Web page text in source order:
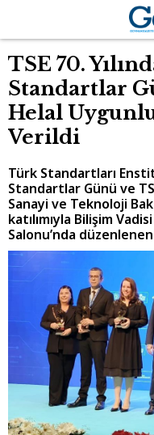
TSE 70.
Standartlar
Helal
Verildi
Türk Standartları
Standartlar Günü ve
Sanayi ve Teknoloji
katılımıyla Bilişim
Salonu’nda